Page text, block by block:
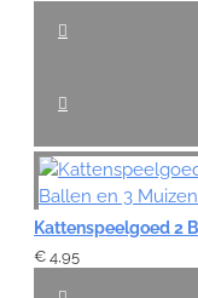
€ 4,95